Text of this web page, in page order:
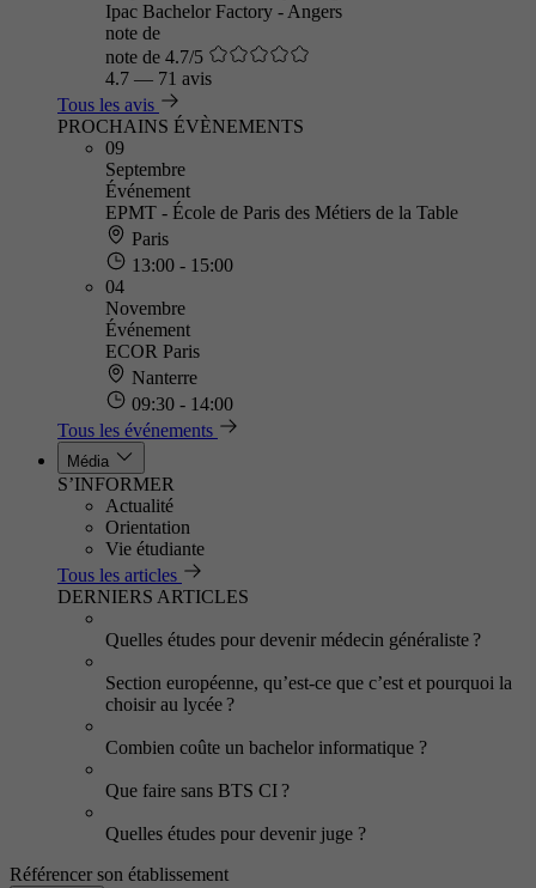
Ipac Bachelor Factory - Angers
note de
note de 4.7/5
4.7 — 71 avis
Tous les avis
PROCHAINS ÉVÈNEMENTS
09
Septembre
Événement
EPMT - École de Paris des Métiers de la Table
Paris
13:00 - 15:00
04
Novembre
Événement
ECOR Paris
Nanterre
09:30 - 14:00
Tous les événements
Média
S’INFORMER
Actualité
Orientation
Vie étudiante
Tous les articles
DERNIERS ARTICLES
Quelles études pour devenir médecin généraliste ?
Section européenne, qu’est-ce que c’est et pourquoi la
choisir au lycée ?
Combien coûte un bachelor informatique ?
Que faire sans BTS CI ?
Quelles études pour devenir juge ?
Référencer son établissement